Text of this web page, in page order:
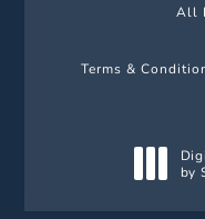
All
Terms &
by